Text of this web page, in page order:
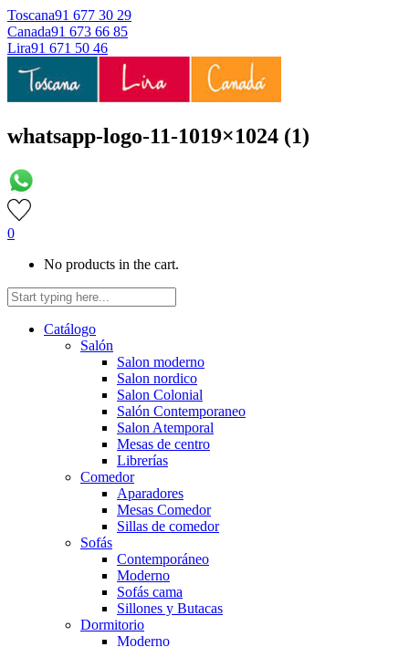
Toscana91 677 30 29
Canada91 673 66 85
Lira91 671 50 46
whatsapp-logo-11-1019×1024 (1)
0
No products in the cart.
Catálogo
Salón
Salon moderno
Salon nordico
Salon Colonial
Salón Contemporaneo
Salon Atemporal
Mesas de centro
Librerías
Comedor
Aparadores
Mesas Comedor
Sillas de comedor
Sofás
Contemporáneo
Moderno
Sofás cama
Sillones y Butacas
Dormitorio
Moderno